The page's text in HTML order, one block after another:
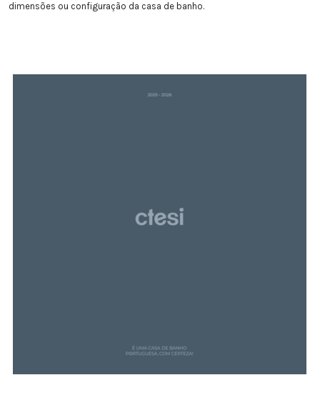
dimensões ou configuração da casa de banho.